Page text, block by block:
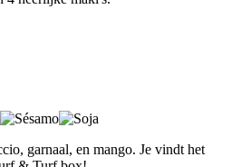
garnaal, en mango. Je vindt het